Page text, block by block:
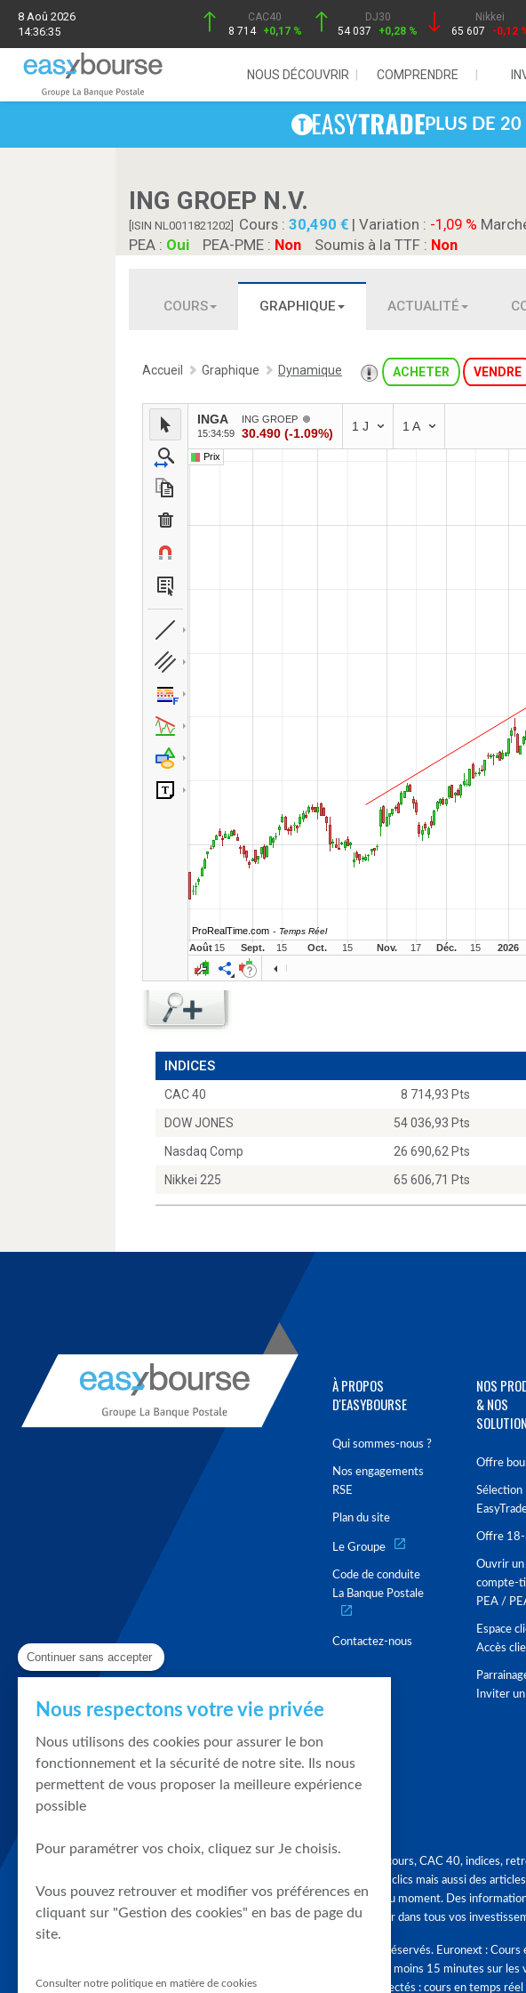
8 Aoû 2026
14:36:35
CAC40
8 714 +0,17 %
DJ30
54 037
+0,28 %
Nikkei
65 607
-0,12
NOUS DÉCOUVRIR COMPRENDRE
PLUS DE
ING GROEP N.V.
[ISIN NL0011821202] Cours : 30,490 | Variation : -1,09 %
PEA : Oui PEA-PME : Non Soumis à la TTF : Non
COURS GRAPHIQUE ACTUALITÉ
Accueil Graphique Dynamique ACHETER VENDRE
INDICES
CAC 40 8 714,93 Pts
DOW JONES
54 036,93 Pts
Nasdaq Comp
26 690,62 Pts
Nikkei 225
65 606,71 Pts
À PROPOS
D'EASYBOURSE
Qui sommes-nous ?
Nos engagements
RSE
Plan du site
Le Groupe
Code de conduite
La Banque Postale
Contactez-nous
NOS
& NOS
Offre
Sélection
Offre 18-
Ouvrir un
compte-
PEA /
Espace
Accès
Inviter
Graphique, cours, CAC 40, indices,
en quelques clics mais aussi des
tendances du moment. Des
accompagner dans tous vos
Tous droits réservés. Euronext :
différés d'au moins 15 minutes sur les
clients connectés : cours en temps
Continuer sans accepter
Nous respectons votre vie privée
Nous utilisons des cookies pour assurer le bon
fonctionnement et la sécurité de notre site. Ils nous
permettent de vous proposer la meilleure expérience
possible
Pour paramétrer vos choix, cliquez sur Je choisis.
Vous pouvez retrouver et modifier vos préférences en
cliquant sur "Gestion des cookies" en bas de page du
site.
Consulter notre politique en matière de cookies